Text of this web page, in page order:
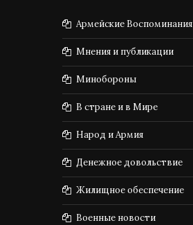
Армейские Воспоминания
Мнения и публикации
Минобороны
В стране и в Мире
Народ и Армия
Денежное довольствие
Жилищное обеспечение
Военные новости